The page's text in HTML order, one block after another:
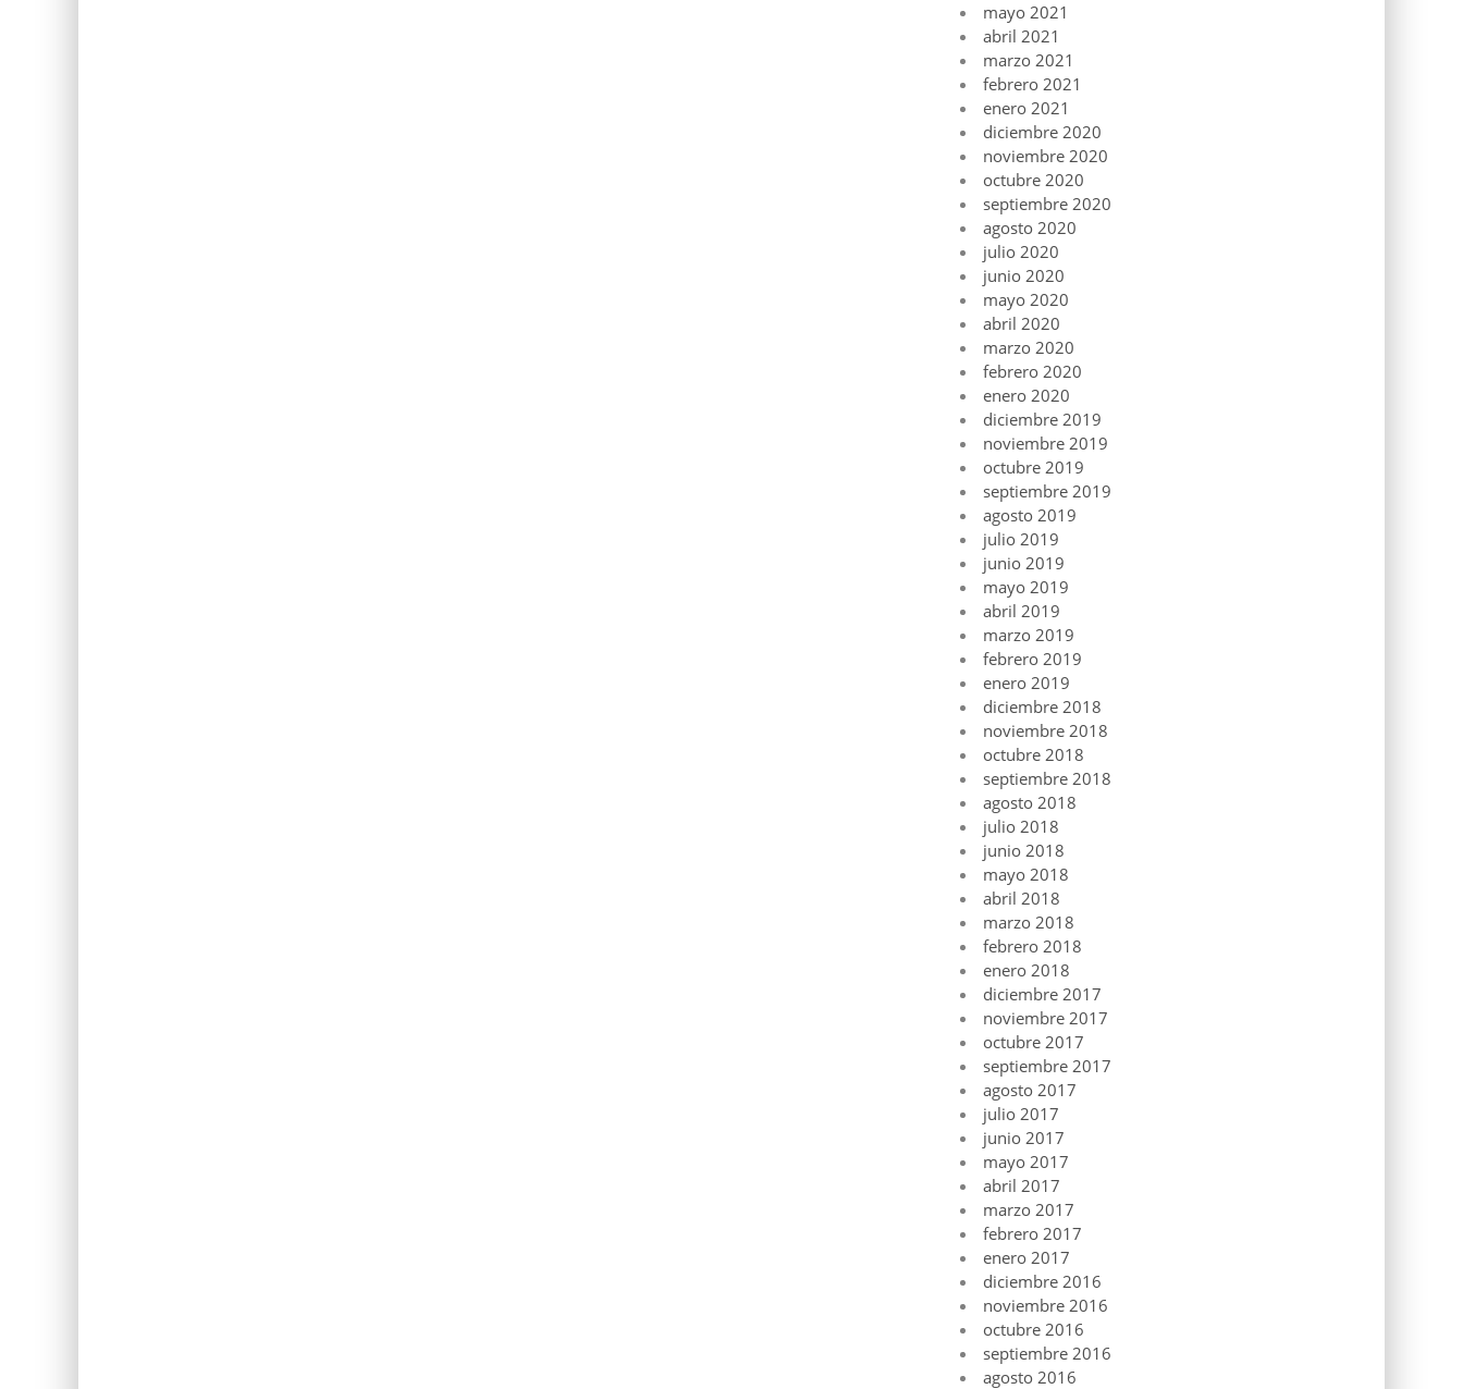
mayo 2021
abril 2021
marzo 2021
febrero 2021
enero 2021
diciembre 2020
noviembre 2020
octubre 2020
septiembre 2020
agosto 2020
julio 2020
junio 2020
mayo 2020
abril 2020
marzo 2020
febrero 2020
enero 2020
diciembre 2019
noviembre 2019
octubre 2019
septiembre 2019
agosto 2019
julio 2019
junio 2019
mayo 2019
abril 2019
marzo 2019
febrero 2019
enero 2019
diciembre 2018
noviembre 2018
octubre 2018
septiembre 2018
agosto 2018
julio 2018
junio 2018
mayo 2018
abril 2018
marzo 2018
febrero 2018
enero 2018
diciembre 2017
noviembre 2017
octubre 2017
septiembre 2017
agosto 2017
julio 2017
junio 2017
mayo 2017
abril 2017
marzo 2017
febrero 2017
enero 2017
diciembre 2016
noviembre 2016
octubre 2016
septiembre 2016
agosto 2016